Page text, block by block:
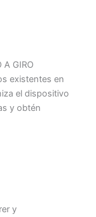
A GIRO
existentes en
el dispositivo
y obtén
y